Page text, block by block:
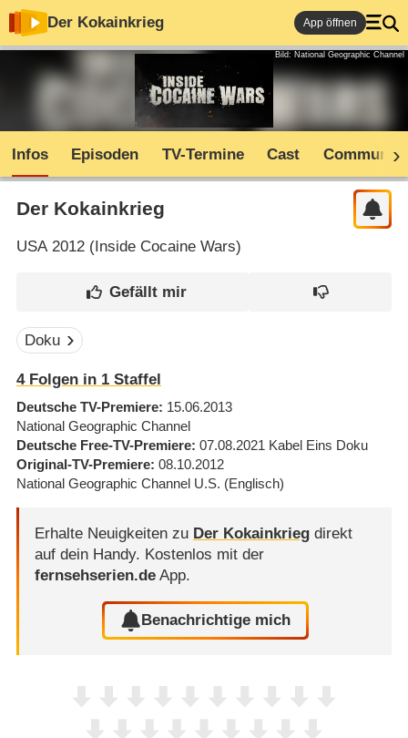
Der Kokainkrieg App öffnen
Bild: National Geographic Channel
Infos Episoden TV-Termine Cast Community
Der Kokainkrieg
USA2012 (Inside Cocaine Wars)
Doku
4Folgen in 1Staffel
Deutsche TV-Premiere 15.06.2013
National Geographic Channel
Deutsche Free-TV-Premiere 07.08.2021 Kabel Eins Doku
Original-TV-Premiere 08.10.2012
National Geographic Channel U.S. (Englisch)
Erhalte Neuigkeiten zu Der Kokainkriegdirekt
auf dein Handy. Kostenlos mit der
fernsehserien.deApp.
Benachrichtige mich